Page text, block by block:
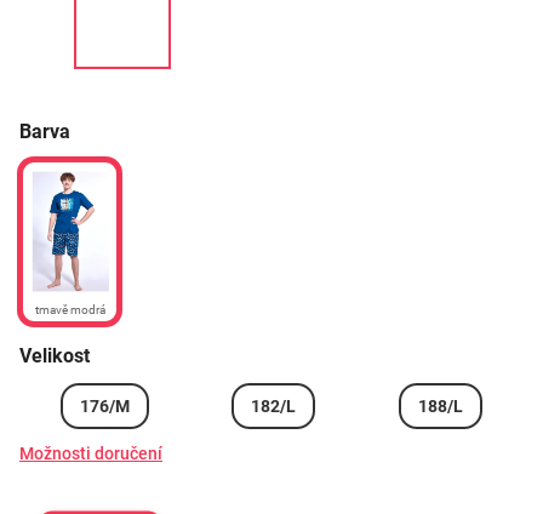
Barva
tmavě modrá
Velikost
176/M 182/L 188/L
Možnosti doručení